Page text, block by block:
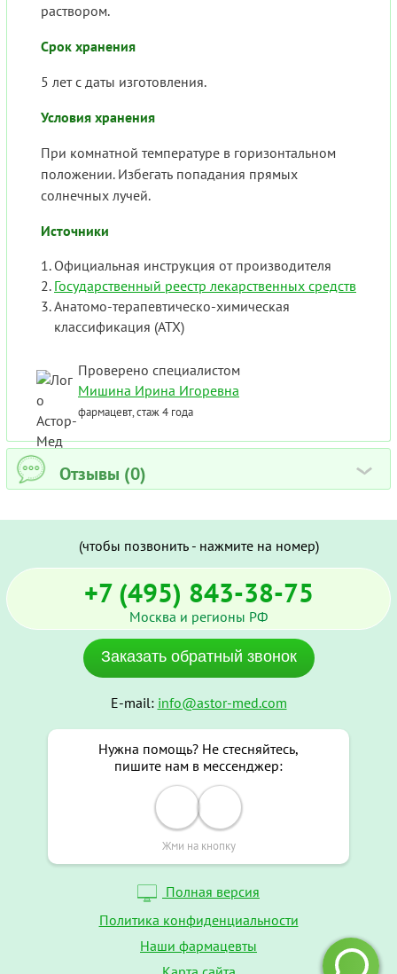
раствором.
Срок хранения
5 лет с даты изготовления.
Условия хранения
При комнатной температуре в горизонтальном
положении. Избегать попадания прямых
солнечных лучей.
Источники
Официальная инструкция от производителя
Государственный реестр лекарственных средств
Анатомо-терапевтическо-химическая
классификация (ATX)
Проверено специалистом
Мишина Ирина Игоревна
фармацевт, стаж 4 года
Отзывы (0) ›
(чтобы позвонить - нажмите на номер)
+7 (495) 843-38-75
Москва и регионы РФ
Заказать обратный звонок
E-mail: info@astor-med.com
Нужна помощь? Не стесняйтесь,
пишите нам в мессенджер:
Жми на кнопку
Полная версия
Политика конфиденциальности
Наши фармацевты